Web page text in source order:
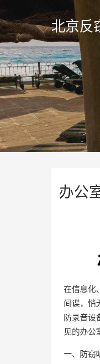
北京反
办公
在信息化
间谍，悄
防录音设
见的办公
一、防窃